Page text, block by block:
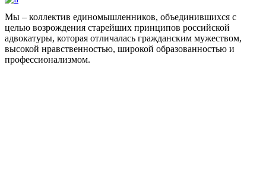
Мы – коллектив единомышленников, объединившихся с
целью возрождения старейших принципов российской
адвокатуры, которая отличалась гражданским мужеством,
высокой нравственностью, широкой образованностью и
профессионализмом.